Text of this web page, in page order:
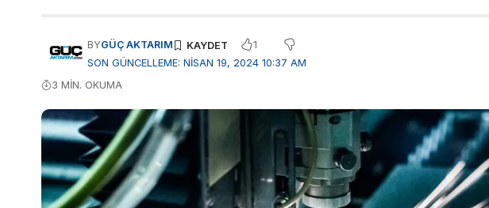
SON GÜNCELLEME: NISAN 19, 2024 10:37 AM
BYGÜÇ AKTARIM 1
3 MIN. OKUMA